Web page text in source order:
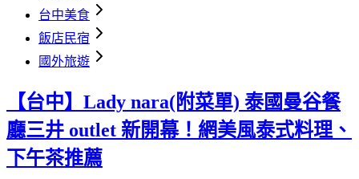
台中美食
飯店民宿
國外旅遊
【台中】Lady nara(附菜單) 泰國曼谷餐
廳三井 outlet 新開幕！網美風泰式料理、
下午茶推薦